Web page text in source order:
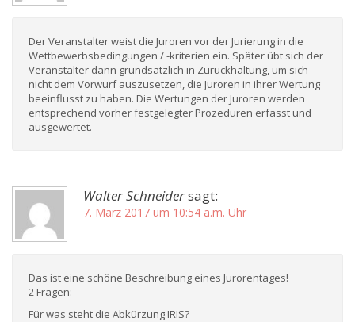
Der Veranstalter weist die Juroren vor der Jurierung in die
Wettbewerbsbedingungen / -kriterien ein. Später übt sich der
Veranstalter dann grundsätzlich in Zurückhaltung, um sich
nicht dem Vorwurf auszusetzen, die Juroren in ihrer Wertung
beeinflusst zu haben. Die Wertungen der Juroren werden
entsprechend vorher festgelegter Prozeduren erfasst und
ausgewertet.
Walter Schneidersagt:
7. März 2017 um 10:54 a.m. Uhr
Das ist eine schöne Beschreibung eines Jurorentages!
2 Fragen:
Für was steht die Abkürzung IRIS?